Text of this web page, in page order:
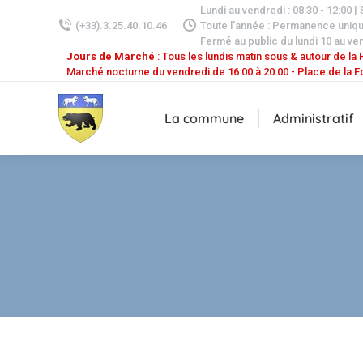
(+33).3.25.40.10.46
Lundi au vendredi : 08:30 - 12:00 |
Toute l'année : Permanence
Fermé au public du lundi 10 au
Jours de Marché : Tous les lundis matin sous & autour de
Marché nocturne du vendredi de 16:00 à 20:00 - Place de la
La commune Administratif